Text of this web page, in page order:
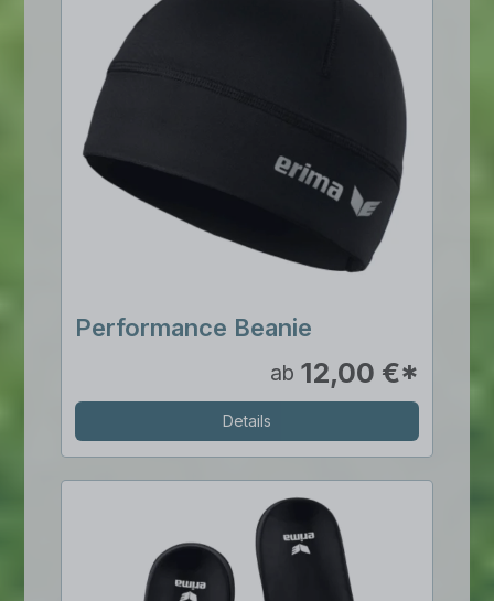
Performance Beanie
ab 12,00 €*
Details